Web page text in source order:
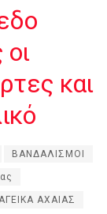
και
ΒΑΝΔΑΛΙΣΜΟΙ
ΑΧΑΙΑΣ